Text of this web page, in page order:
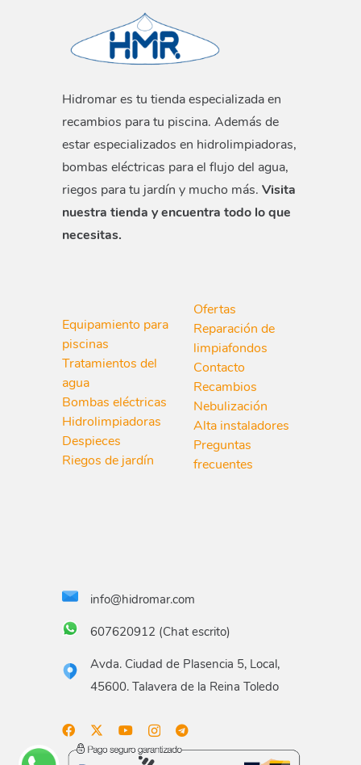
Hidromar es tu tienda especializada en
recambios para tu piscina. Además de
estar especializados en hidrolimpiadoras,
bombas eléctricas para el flujo del agua,
riegos para tu jardín y mucho más. Visita
nuestra tienda y encuentra todo lo que
necesitas.
Equipamiento para
piscinas
Tratamientos del
agua
Bombas eléctricas
Hidrolimpiadoras
Despieces
Riegos de jardín
Ofertas
Reparación de
limpiafondos
Contacto
Recambios
Nebulización
Alta instaladores
Preguntas
frecuentes
info@hidromar.com
607620912 (Chat escrito)
Avda. Ciudad de Plasencia 5, Local,
45600. Talavera de la Reina Toledo